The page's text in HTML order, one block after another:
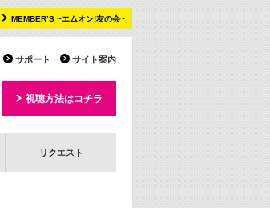
MEMBER’S ~エムオン!友の会~
サイト案内
サポート
視聴方法はコチラ
リクエスト